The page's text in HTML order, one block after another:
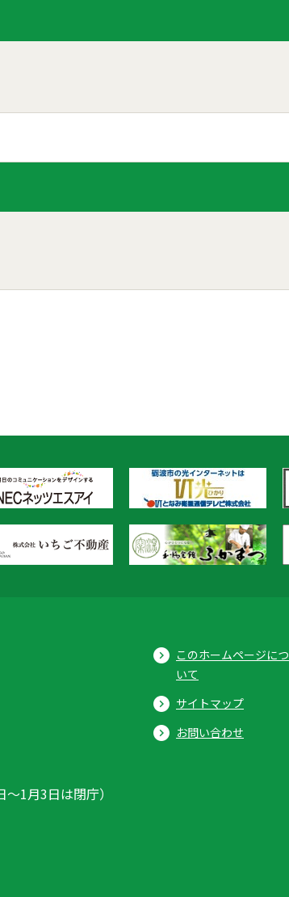
1月3日は閉庁）
このホームページにつ
いて
サイトマップ
お問い合わせ